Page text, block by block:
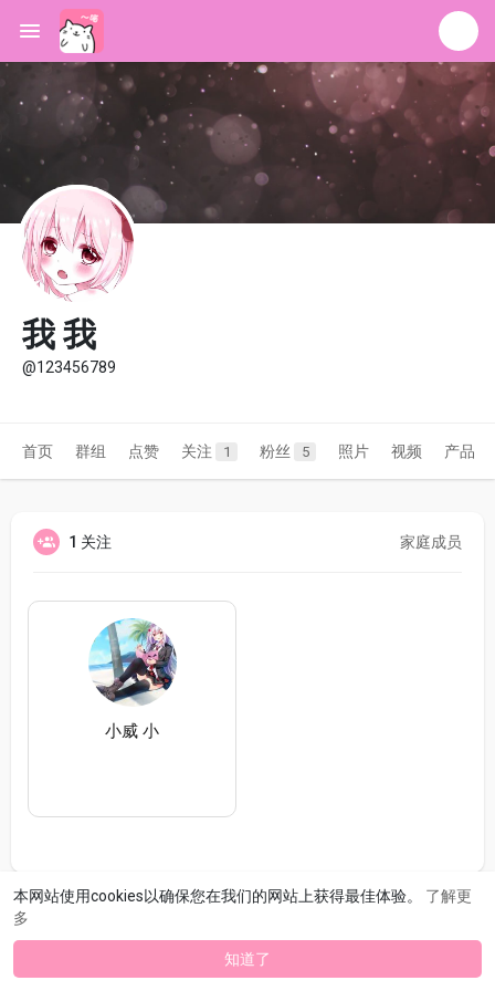
本网站使用cookies以确保您在我们的网站上获得最佳体验。 了解更
多
知道了
我 我
@123456789
首页 群组 点赞 关注 1 粉丝 5 照片 视频 产品
1 关注 家庭成员
小威 小